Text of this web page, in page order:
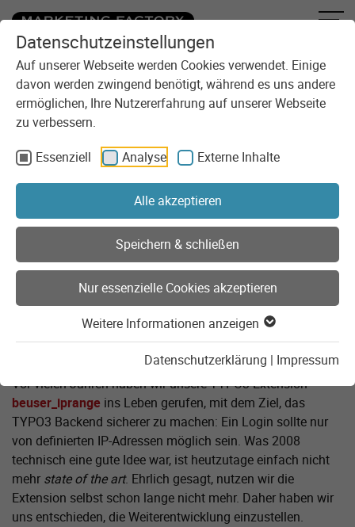
Datenschutzeinstellungen
Auf unserer Webseite werden Cookies verwendet. Einige
davon werden zwingend benötigt, während es uns andere
ermöglichen, Ihre Nutzererfahrung auf unserer Webseite
zu verbessern.
Essenziell
Analyse Externe Inhalte
Alle akzeptieren
Speichern & schließen
Nur essenzielle Cookies akzeptieren
Weitere Informationen anzeigen
Datenschutzerklärung | Impressum
Zum Inhalt springen
Sie sind here:Wir schicken beuser_iprange in die Rente
Security
Wir schicken beuser_iprange in
die Rente
Vor vielen Jahren haben wir unsere TYPO3 Extension
beuser_iprange ins Leben gerufen, mit dem Ziel, das
TYPO3 Backend sicherer zu machen: Ein Login sollte nur
von definierten IP-Adressen möglich sein. Was 2008
technisch eine gute Idee war, ist heutzutage einfach nicht
mehr state of the art. Ehrlich gesagt, nutzen wir die
Extension selbst schon lange nicht mehr. Daher haben wir
uns entschieden, die Weiterentwicklung einzustellen.